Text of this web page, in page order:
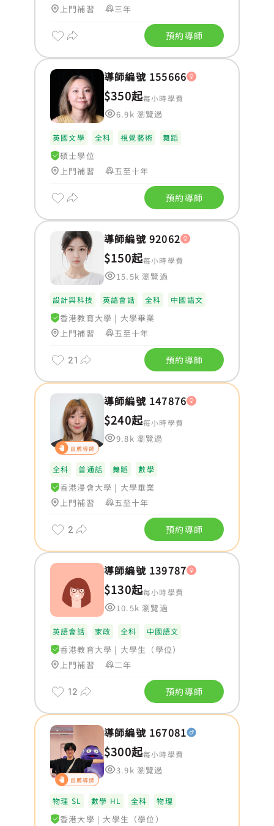
上門補習
三年
預約導師
導師編號 155666
$350起每小時學費
6.9k 瀏覽過
英國文學 全科 視覺藝術 舞蹈
碩士學位
上門補習
五至十年
預約導師
導師編號 92062
$150起每小時學費
15.5k 瀏覽過
設計與科技 英語會話 全科 中國語文
香港教育大學 | 大學畢業
上門補習
五至十年
21 預約導師
自薦導師
導師編號 147876
$240起每小時學費
9.8k 瀏覽過
全科 普通話 舞蹈 數學
香港浸會大學 | 大學畢業
上門補習
五至十年
2 預約導師
導師編號 139787
$130起每小時學費
10.5k 瀏覽過
英語會話 家政 全科 中國語文
香港教育大學 | 大學生（學位）
上門補習
二年
12 預約導師
自薦導師
導師編號 167081
$300起每小時學費
3.9k 瀏覽過
物理 SL 數學 HL 全科 物理
香港大學 | 大學生（學位）